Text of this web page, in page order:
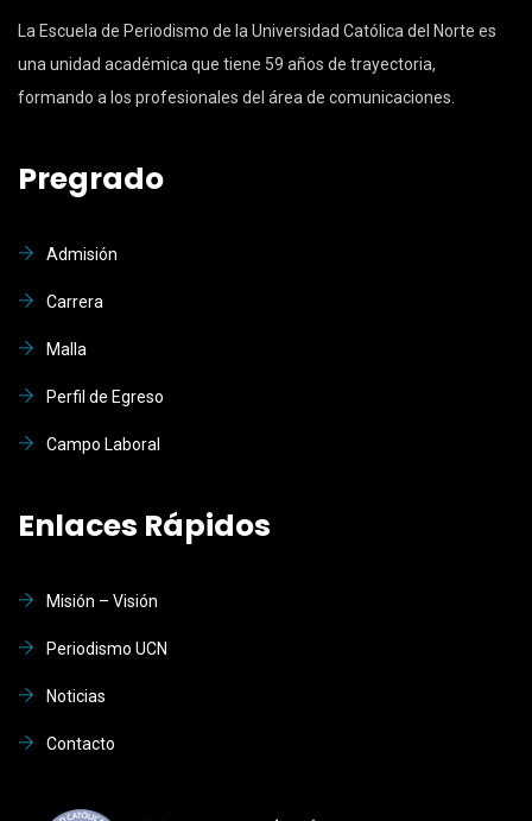
La Escuela de Periodismo de la Universidad Católica del Norte es
una unidad académica que tiene 59 años de trayectoria,
formando a los profesionales del área de comunicaciones.
Pregrado
Admisión
Carrera
Malla
Perfil de Egreso
Campo Laboral
Enlaces Rápidos
Misión – Visión
Periodismo UCN
Noticias
Contacto